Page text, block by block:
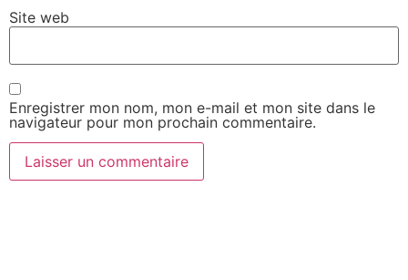
Site web
Enregistrer mon nom, mon e-mail et mon site dans le
navigateur pour mon prochain commentaire.